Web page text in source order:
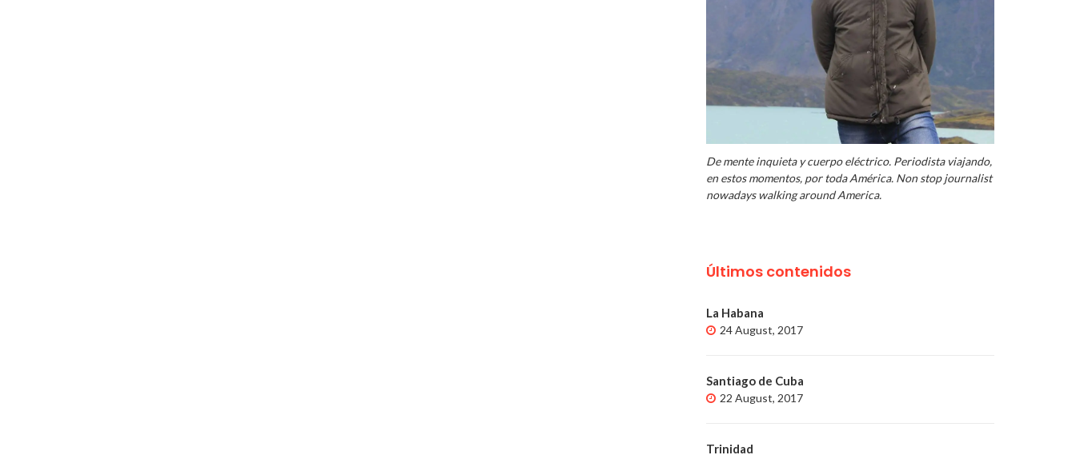
De mente inquieta y cuerpo eléctrico. Periodista viajando,
en estos momentos, por toda América. Non stop journalist
nowadays walking around America.
Últimos contenidos
La Habana
24 August, 2017
Santiago de Cuba
22 August, 2017
Trinidad